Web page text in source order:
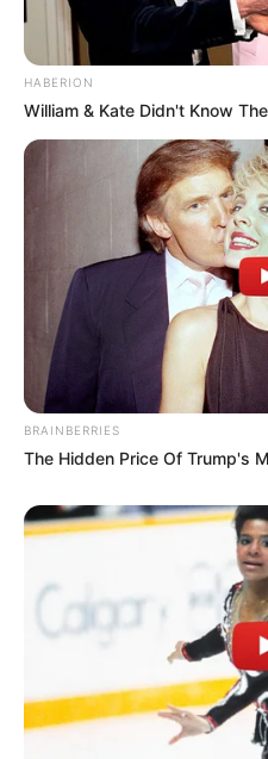
HABERION
William & Kate Didn't Know
BRAINBERRIES
The Hidden Price Of Trump's